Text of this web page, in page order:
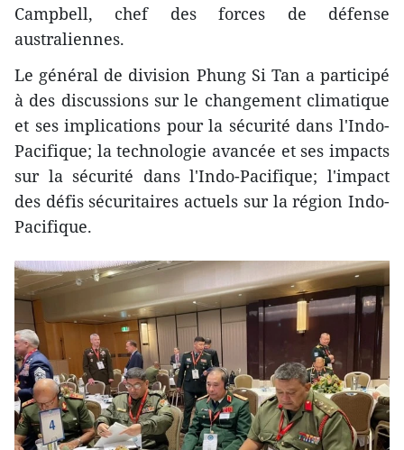
Campbell, chef des forces de défense
australiennes.
Le général de division Phung Si Tan a participé
à des discussions sur le changement climatique
et ses implications pour la sécurité dans l'Indo-
Pacifique; la technologie avancée et ses impacts
sur la sécurité dans l'Indo-Pacifique; l'impact
des défis sécuritaires actuels sur la région Indo-
Pacifique.